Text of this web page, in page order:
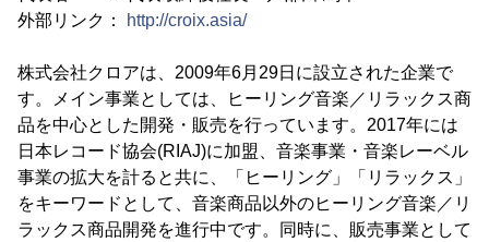
外部リンク：
http://croix.asia/
株式会社クロアは、2009年6月29日に設立された企業で
す。メイン事業としては、ヒーリング音楽／リラックス商
品を中心とした開発・販売を行っています。2017年には
日本レコード協会(RIAJ)に加盟、音楽事業・音楽レーベル
事業の拡大を計ると共に、「ヒーリング」「リラックス」
をキーワードとして、音楽商品以外のヒーリング音楽／リ
ラックス商品開発を進行中です。同時に、販売事業として